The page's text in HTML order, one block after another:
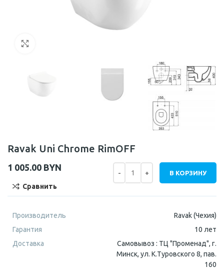
Ravak Uni Chrome RimOFF
1 005.00 BYN
В КОРЗИНУ
Сравнить
Производитель
Ravak (Чехия)
Гарантия
10 лет
Доставка
Самовывоз : ТЦ "Променад", г.
Минск, ул. К.Туровского 8, пав.
160